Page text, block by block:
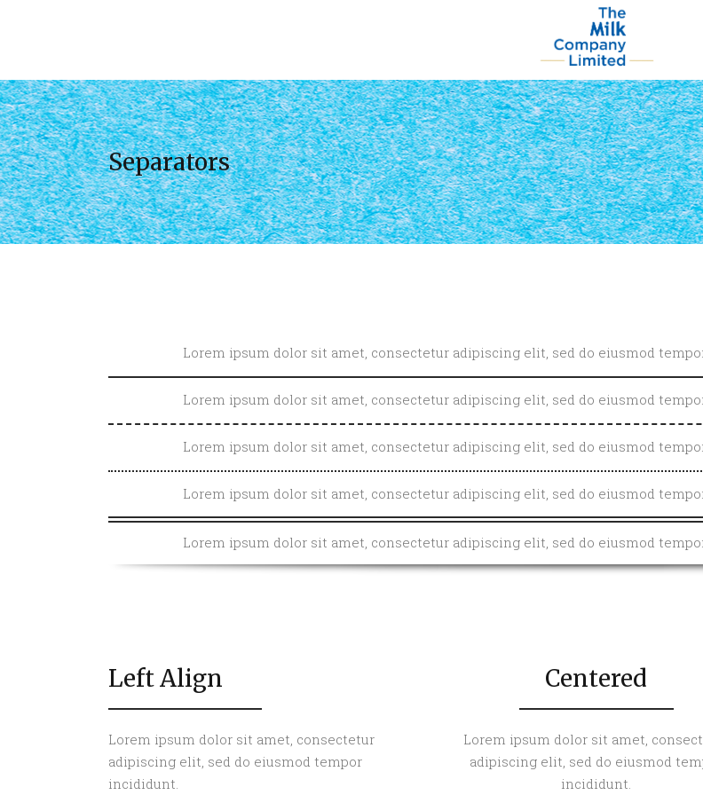
Separators
Lorem ipsum dolor sit amet, consectetur adipiscing elit, sed do eiusmod
Lorem ipsum dolor sit amet, consectetur adipiscing elit, sed do eiusmod
Lorem ipsum dolor sit amet, consectetur adipiscing elit, sed do eiusmod
Lorem ipsum dolor sit amet, consectetur adipiscing elit, sed do eiusmod
Lorem ipsum dolor sit amet, consectetur adipiscing elit, sed do eiusmod
Left Align
Lorem ipsum dolor sit amet, consectetur
adipiscing elit, sed do eiusmod tempor
incididunt.
Centered
Lorem ipsum dolor sit amet,
adipiscing elit, sed do eiusmod
incididunt.